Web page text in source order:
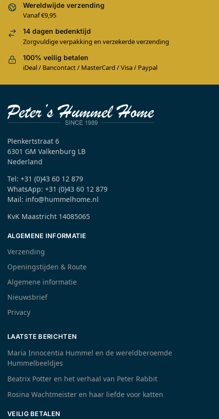
Wereldwijde verzending
Vanaf €9,95
14 dagen bedenktijd
Zorgvuldige verpakking en verzekerde verzending
100% veilig betalen
iDeal / Bancontact / MasterCard / Visa / Paypal
Plenkertstraat 6
6301 GM Valkenburg LB
Nederland
Tel: +31 (0)43 60 12 879
WhatsApp: +31 (0)43 60 12 879
Mail: info@hummelhome.nl
KvK Maastricht 14085065
ALGEMENE INFORMATIE
Verzending
Openingstijden & Route
Algemene informatie
Nieuwsbrief
Privacy
LAATSTE BERICHTEN
Maria Innocentia Hummel en de wereldberoemde
Hummelbeeldjes
Beatrix Potter en het verhaal van Peter Rabbit
Rosina Wachtmeister en haar liefde voor katten
VEILIG BETALEN